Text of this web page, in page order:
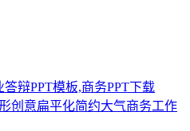
辩PPT模板,商务PPT下载